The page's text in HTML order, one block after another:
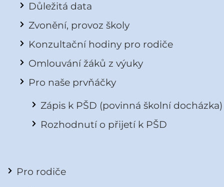
Důležitá data
Zvonění, provoz školy
Konzultační hodiny pro rodiče
Omlouvání žáků z výuky
Pro naše prvňáčky
Zápis k PŠD (povinná školní docházka)
Rozhodnutí o přijetí k PŠD
Pro rodiče